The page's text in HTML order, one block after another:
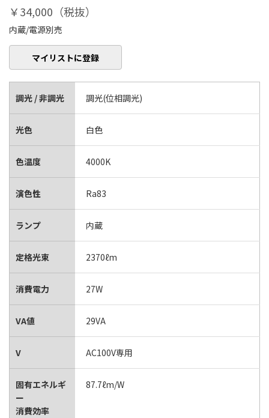
￥34,000（税抜）
内蔵/電源別売
マイリストに登録
調光 / 非調光 調光(位相調光)
光色 白色
色温度 4000K
演色性 Ra83
ランプ 内蔵
定格光束 2370ℓm
消費電力 27W
VA値 29VA
V AC100V専用
固有エネルギ
ー
消費効率
87.7ℓm/W